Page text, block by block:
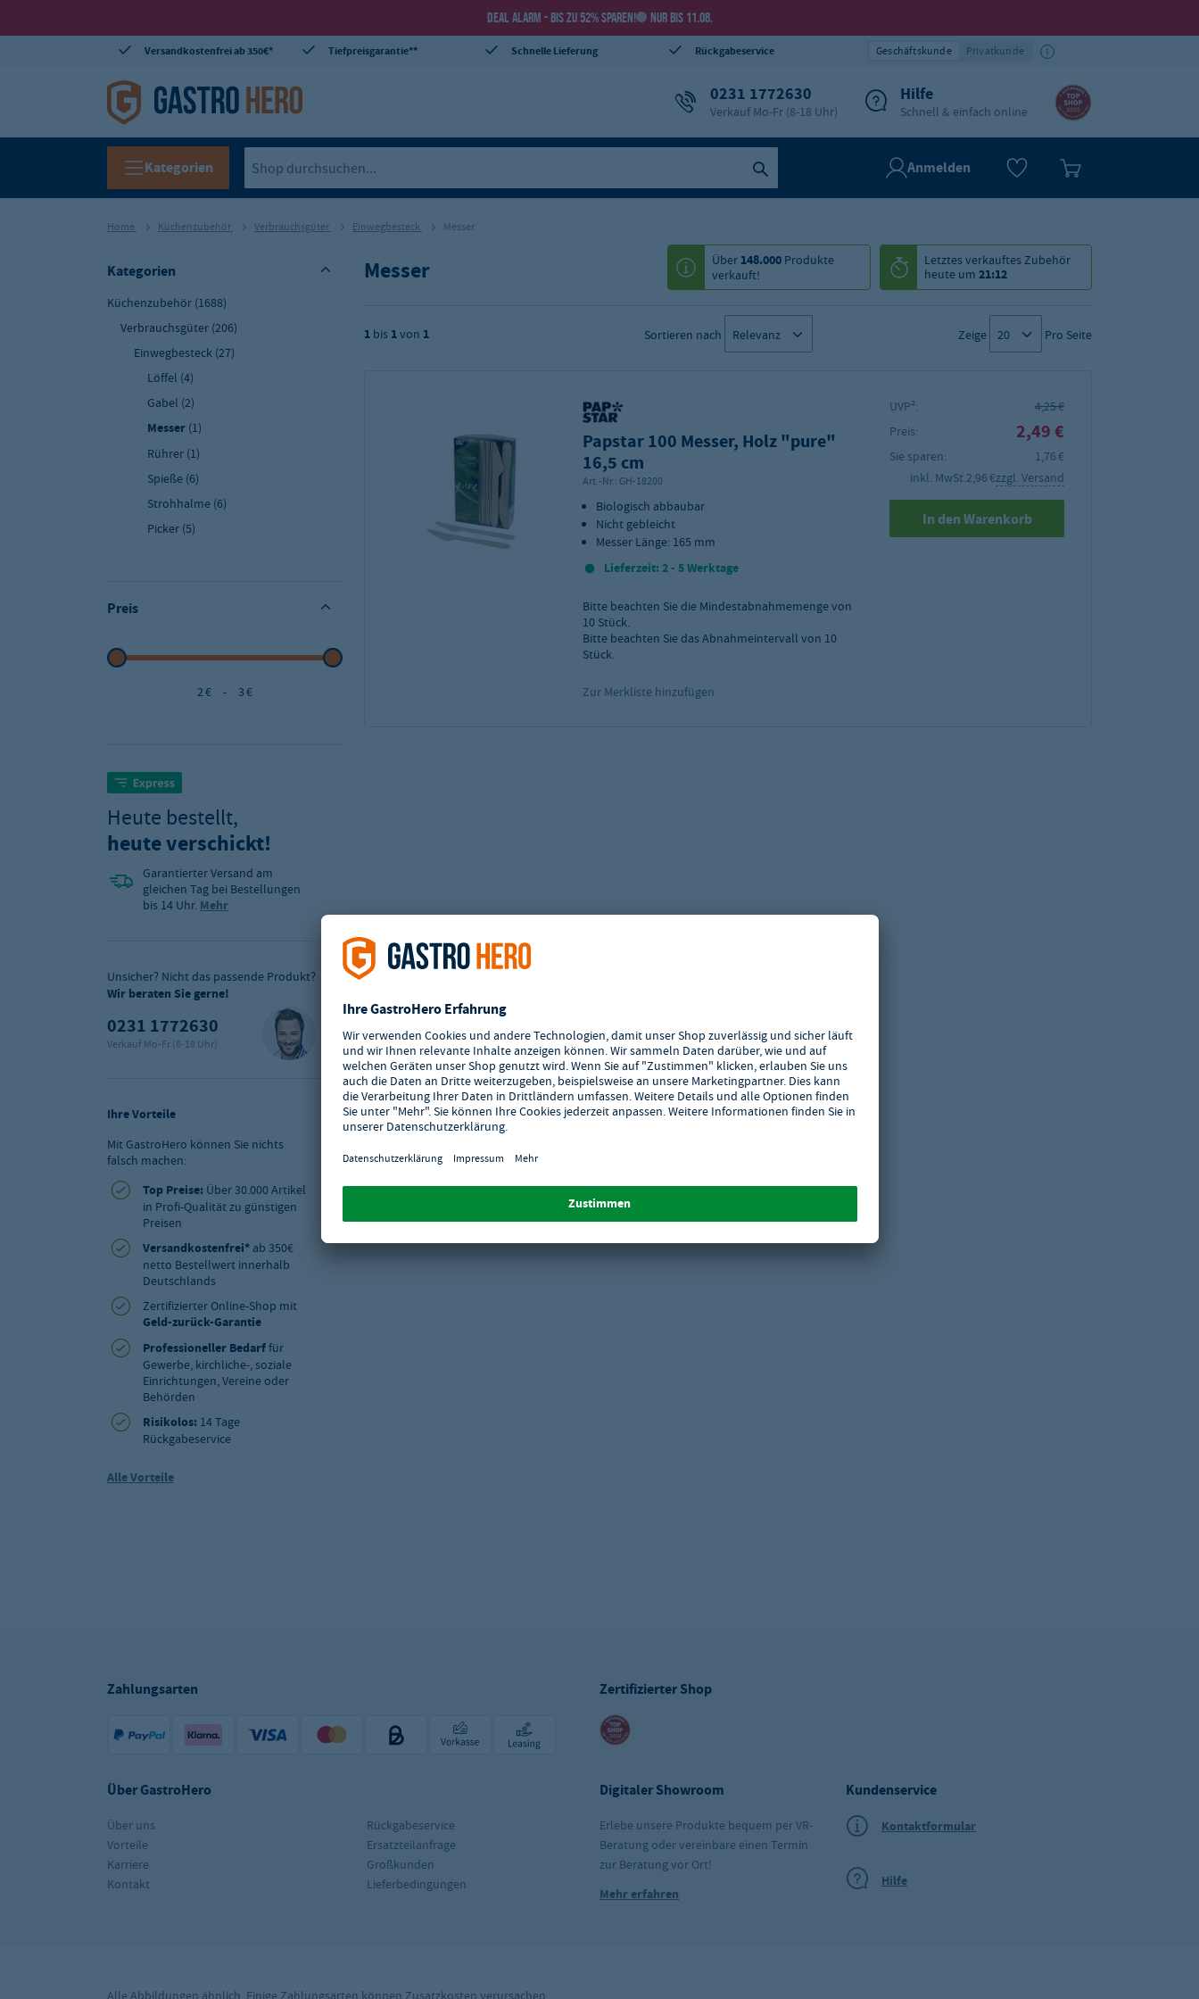
DEAL ALARM - BIS ZU 52% SPAREN! NUR BIS 11.08.
Versandkostenfrei ab 350€* Tiefpreisgarantie** Schnelle Lieferung Rückgabeservice Geschäftskunde Privatkunde
0231 1772630
Verkauf Mo-Fr (8-18 Uhr)
Hilfe
Schnell & einfach online
Kategorien Anmelden
Home Küchenzubehör Verbrauchsgüter Einwegbesteck Messer
Kategorien
Küchenzubehör (1688)
Verbrauchsgüter (206)
Einwegbesteck (27)
Löffel (4)
Gabel (2)
Messer (1)
Rührer (1)
Spieße (6)
Strohhalme (6)
Picker (5)
Preis
2 € - 3 €
Heute bestellt,
heute verschickt!
Garantierter Versand am
gleichen Tag bei Bestellungen
bis 14 Uhr. Mehr
Unsicher? Nicht das passende Produkt?
Wir beraten Sie gerne!
0231 1772630
Verkauf Mo-Fr (8-18 Uhr)
Ihre Vorteile
Mit GastroHero können Sie nichts
falsch machen:
Top Preise: Über 30.000 Artikel
in Profi-Qualität zu günstigen
Preisen
Versandkostenfrei* ab 350€
netto Bestellwert innerhalb
Deutschlands
Zertifizierter Online-Shop mit
Geld-zurück-Garantie
Professioneller Bedarffür
Gewerbe, kirchliche-, soziale
Einrichtungen, Vereine oder
Behörden
Risikolos: 14 Tage
Rückgabeservice
Alle Vorteile
Messer Über 148.000Produkte
verkauft!
Letztes verkauftesZubehör
heute um21:12
1 bis 1von 1 Sortieren nach Zeige Pro Seite
Papstar 100 Messer, Holz "pure"
16,5 cm
Art.-Nr.: GH-18200
Biologisch abbaubar
Nicht gebleicht
Messer Länge: 165 mm
Lieferzeit: 2 - 5 Werktage
Bitte beachten Sie die Mindestabnahmemenge von
10 Stück.
Bitte beachten Sie das Abnahmeintervall von 10
Stück.
Zur Merkliste hinzufügen
UVP²:
4,25 €
Preis:
2,49 €
Sie sparen:
1,76 €
inkl. MwSt.2,96 €zzgl. Versand
In den Warenkorb
Zahlungsarten Zertifizierter Shop
Über GastroHero
Über uns
Vorteile
Karriere
Kontakt
Rückgabeservice
Ersatzteilanfrage
Großkunden
Lieferbedingungen
Digitaler Showroom
Erlebe unsere Produkte bequem per VR-
Beratung oder vereinbare einen Termin
zur Beratung vor Ort!
Mehr erfahren
Kundenservice
Kontaktformular
Hilfe
Alle Abbildungen ähnlich. Einige Zahlungsarten können Zusatzkosten verursachen.